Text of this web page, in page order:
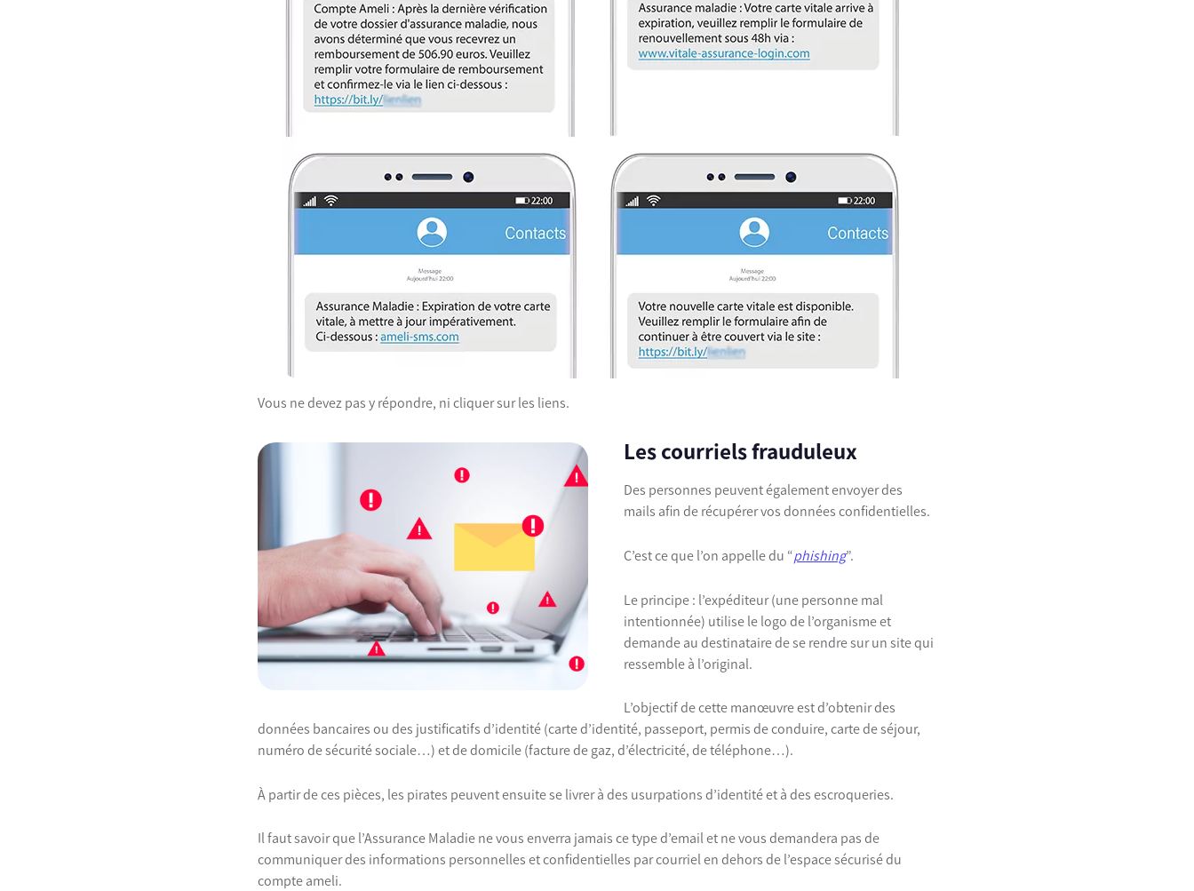
Vous ne devez pas y répondre, ni cliquer sur les liens.
Les courriels frauduleux
Des personnes peuvent également envoyer des
mails afin de récupérer vos données confidentielles.
C’est ce que l’on appelle du “phishing”.
Le principe : l’expéditeur (une personne mal
intentionnée) utilise le logo de l’organisme et
demande au destinataire de se rendre sur un site qui
ressemble à l’original.
L’objectif de cette manœuvre est d’obtenir des
données bancaires ou des justificatifs d’identité (carte d’identité, passeport, permis de conduire, carte de séjour,
numéro de sécurité sociale…) et de domicile (facture de gaz, d’électricité, de téléphone…).
À partir de ces pièces, les pirates peuvent ensuite se livrer à des usurpations d’identité et à des escroqueries.
Il faut savoir que l’Assurance Maladie ne vous enverra jamais ce type d’email et ne vous demandera pas de
communiquer des informations personnelles et confidentielles par courriel en dehors de l’espace sécurisé du
compte ameli.